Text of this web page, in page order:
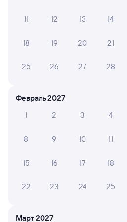
Измайлово Бета
Отзывы пассажиров
по этому
Мы отображаем актуальные
отрицательные мнения
Поезд норм но опоздал на 3 часа
11 12 13 14
18 19 20 21
25 26 27 28
Февраль 2027
1
2 3 4
8 9 10 11
15 16 17 18
22 23 24 25
Март 2027